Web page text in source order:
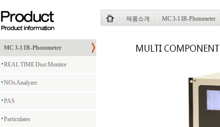
MC 3-1 IR-Photometer
REAL TIME Dust Monitor
NOx Analyzer
PAS
Particulates
제품소개 MC 3-1 IR-Photometer